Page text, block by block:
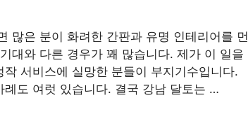
많은 분이 화려한 간판과 유명 인테리어를 먼
대와 다른 경우가 꽤 많습니다. 제가 이 일을
서비스에 실망한 분들이 부지기수입니다.
도 여럿 있습니다. 결국 강남 달토는 …